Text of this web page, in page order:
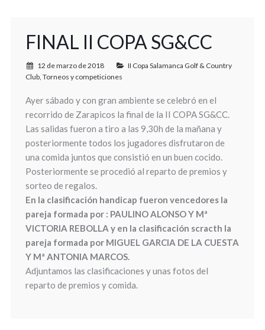
FINAL II COPA SG&CC
12 de marzo de 2018
II Copa Salamanca Golf & Country
Club, Torneos y competiciones
Ayer sábado y con gran ambiente se celebró en el
recorrido de Zarapicos la final de la II COPA SG&CC.
Las salidas fueron a tiro a las 9,30h de la mañana y
posteriormente todos los jugadores disfrutaron de
una comida juntos que consistió en un buen cocido.
Posteriormente se procedió al reparto de premios y
sorteo de regalos.
En la clasificación handicap fueron vencedores la
pareja formada por : PAULINO ALONSO Y Mª
VICTORIA REBOLLA y en la clasificación scracth la
pareja formada por MIGUEL GARCIA DE LA CUESTA
Y Mª ANTONIA MARCOS.
Adjuntamos las clasificaciones y unas fotos del
reparto de premios y comida.